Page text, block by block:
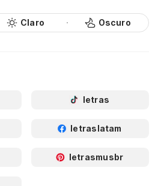
Claro Oscuro
letras
letraslatam
letrasmusbr